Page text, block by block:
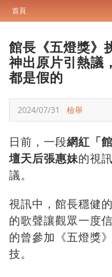
首頁
館長《五燈獎》
神出原片引熱議
都是假的
2024/07/31 檢舉
日前，一段網紅「
壇天后張惠妹的視
議。
視訊中，館長穩健
的歌聲讓觀眾一度
的曾參加《五燈獎
技。